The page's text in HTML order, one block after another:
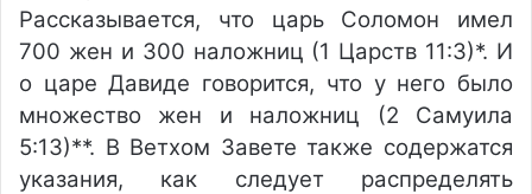
Рассказывается, что царь Соломон имел
700 жен и 300 наложниц (1 Царств 11:3)*. И
о царе Давиде говорится, что у него было
множество жен и наложниц (2 Самуила
5:13)**. В Ветхом Завете также содержатся
указания, как следует распределять